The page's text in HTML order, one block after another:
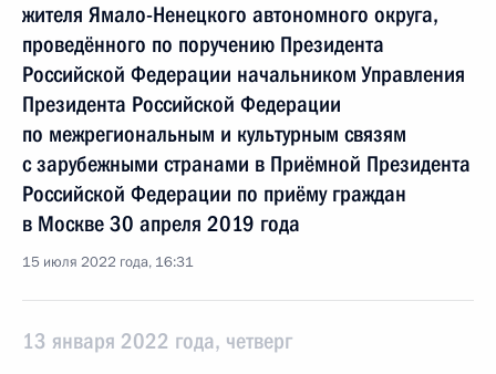
жителя Ямало-Ненецкого автономного округа,
проведённого по поручению Президента
Российской Федерации начальником Управления
Президента Российской Федерации
по межрегиональным и культурным связям
с зарубежными странами в Приёмной Президента
Российской Федерации по приёму граждан
в Москве 30 апреля 2019 года
15 июля 2022 года, 16:31
13 января 2022 года, четверг